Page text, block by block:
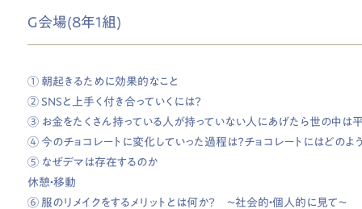
G会場(8年1組)
① 朝起きるために効果的なこと
② SNSと上手く付き合っていくには？
③ お金をたくさん持っている人が持っていない人にあげたら世の中は
④ 今のチョコレートに変化していった過程は？チョコレートにはどのよ
⑤ なぜデマは存在するのか
休憩・移動
⑥ 服のリメイクをするメリットとは何か？ 〜社会的・個人的に見て〜